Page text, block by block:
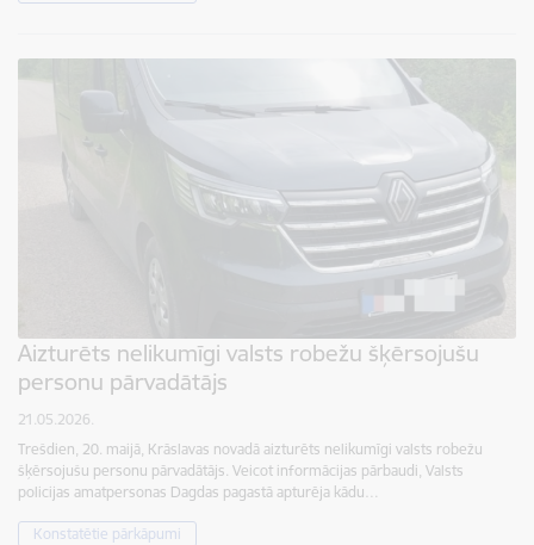
Aizturēts nelikumīgi valsts robežu šķērsojušu
personu pārvadātājs
21.05.2026.
Trešdien, 20. maijā, Krāslavas novadā aizturēts nelikumīgi valsts robežu
šķērsojušu personu pārvadātājs. Veicot informācijas pārbaudi, Valsts
policijas amatpersonas Dagdas pagastā apturēja kādu…
Konstatētie pārkāpumi